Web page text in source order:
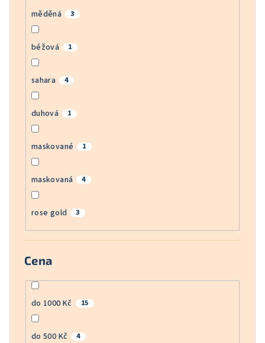
měděná 3
béžová 1
sahara 4
duhová 1
maskované 1
maskovaná 4
rose gold 3
Cena
do 1000 Kč 15
do 500 Kč 4